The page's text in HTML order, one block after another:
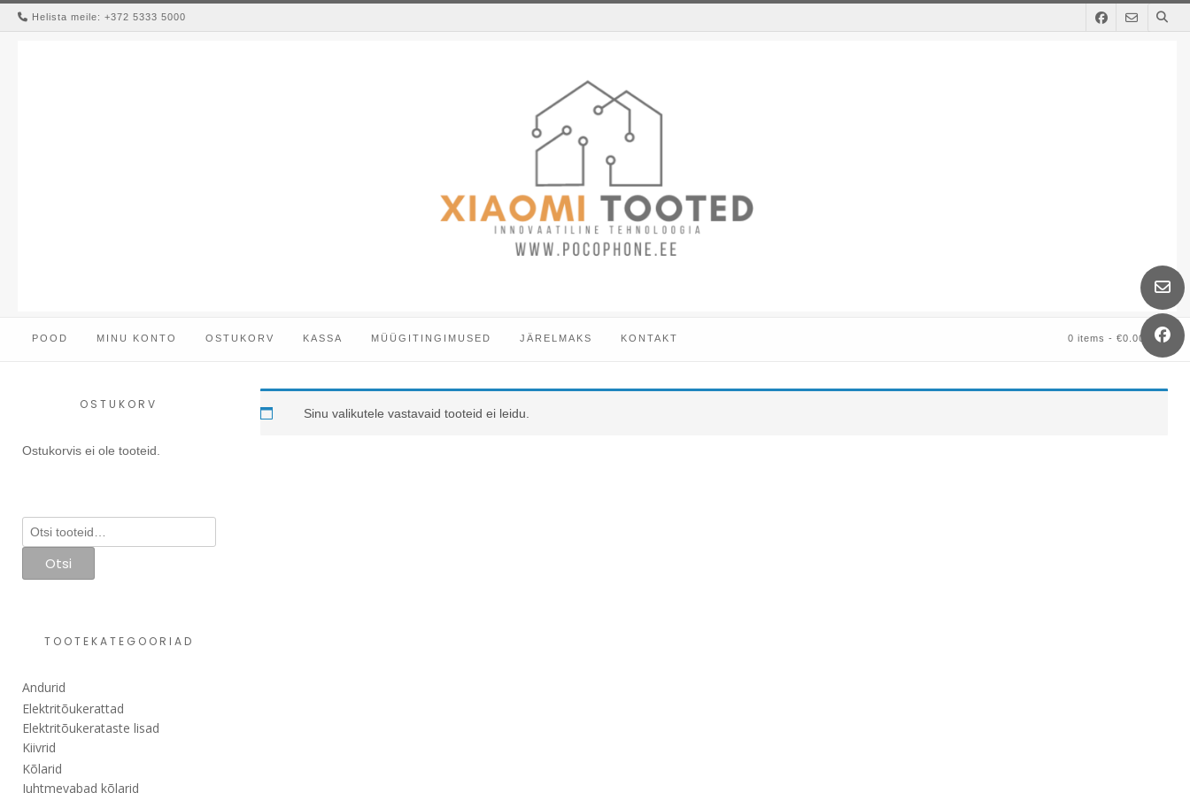
Skip
Helista meile: +372 5333 5000
POOD MINU KONTO OSTUKORV KASSA MÜÜGITINGIMUSED JÄRELMAKS KONTAKT 0 items - €0.00
Sinu valikutele vastavaid tooteid ei leidu.
OSTUKORV
Ostukorvis ei ole tooteid.
Otsi:
Otsi
TOOTEKATEGOORIAD
Andurid
Elektritõukerattad
Elektritõukerataste lisad
Kiivrid
Kõlarid
Juhtmevabad kõlarid